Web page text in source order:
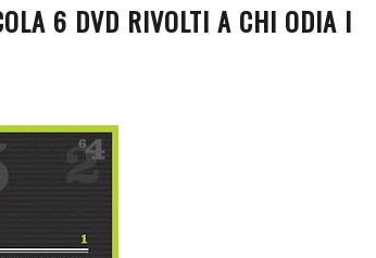
6 DVD RIVOLTI A CHI ODIA I